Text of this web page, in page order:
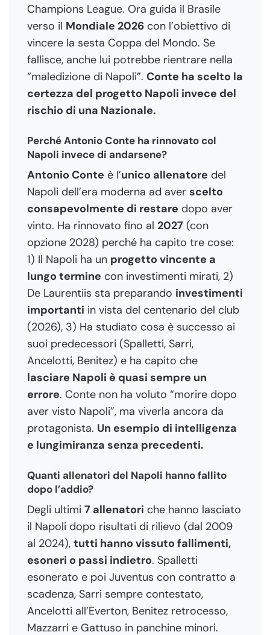
Champions League. Ora guida il Brasile
verso il Mondiale 2026 con l’obiettivo di
vincere la sesta Coppa del Mondo. Se
fallisce, anche lui potrebbe rientrare nella
“maledizione di Napoli”. Conte ha scelto la
certezza del progetto Napoli invece del
rischio di una Nazionale.
Perché Antonio Conte ha rinnovato col
Napoli invece di andarsene?
Antonio Conte è l’unico allenatore del
Napoli dell’era moderna ad aver scelto
consapevolmente di restare dopo aver
vinto. Ha rinnovato fino al 2027 (con
opzione 2028) perché ha capito tre cose:
1) Il Napoli ha un progetto vincente a
lungo termine con investimenti mirati, 2)
De Laurentiis sta preparando investimenti
importanti in vista del centenario del club
(2026), 3) Ha studiato cosa è successo ai
suoi predecessori (Spalletti, Sarri,
Ancelotti, Benitez) e ha capito che
lasciare Napoli è quasi sempre un
errore. Conte non ha voluto “morire dopo
aver visto Napoli”, ma viverla ancora da
protagonista. Un esempio di intelligenza
e lungimiranza senza precedenti.
Quanti allenatori del Napoli hanno fallito
dopo l’addio?
Degli ultimi 7 allenatori che hanno lasciato
il Napoli dopo risultati di rilievo (dal 2009
al 2024), tutti hanno vissuto fallimenti,
esoneri o passi indietro. Spalletti
esonerato e poi Juventus con contratto a
scadenza, Sarri sempre contestato,
Ancelotti all’Everton, Benitez retrocesso,
Mazzarri e Gattuso in panchine minori.